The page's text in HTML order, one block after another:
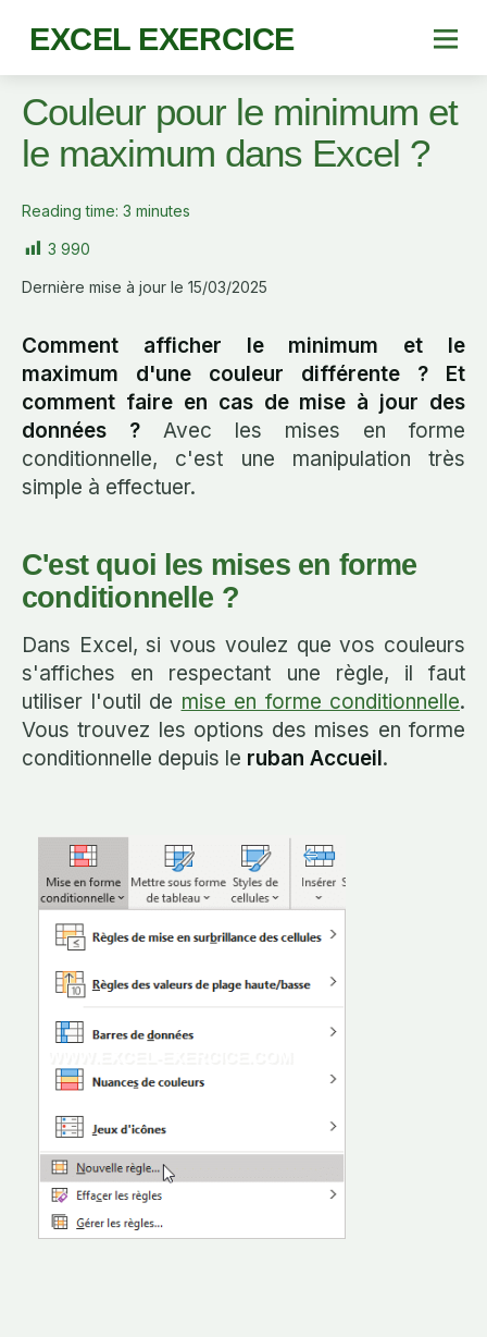
EXCEL EXERCICE
Couleur pour le minimum et
le maximum dans Excel ?
Reading time: 3 minutes
3 990
Dernière mise à jour le 15/03/2025
Comment afficher le minimum et le
maximum d'une couleur différente ? Et
comment faire en cas de mise à jour des
données ? Avec les mises en forme
conditionnelle, c'est une manipulation très
simple à effectuer.
C'est quoi les mises en forme
conditionnelle ?
Dans Excel, si vous voulez que vos couleurs
s'affiches en respectant une règle, il faut
utiliser l'outil de mise en forme conditionnelle.
Vous trouvez les options des mises en forme
conditionnelle depuis le ruban Accueil.